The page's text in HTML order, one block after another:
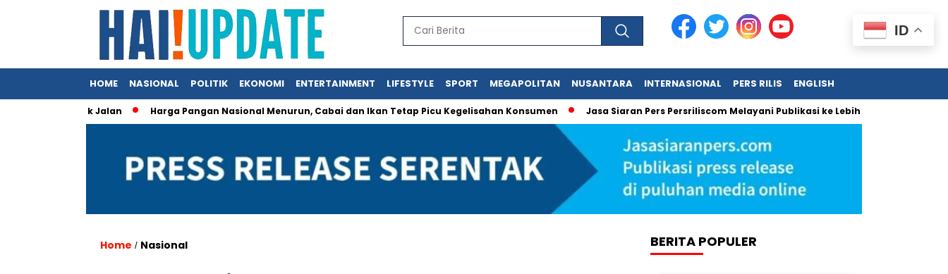
HOME NASIONAL POLITIK EKONOMI ENTERTAINMENT LIFESTYLE SPORT MEGAPOLITAN NUSANTARA INTERNASIONAL PERS RILIS ENGLISH
Harga Pangan Nasional Menurun, Cabai dan Ikan Tetap Picu Kegelisahan Konsumen Jasa Siaran Pers Persriliscom Melayani Publikasi ke Lebih dari 150 Media Online
Home / Nasional BERITA POPULER
ID